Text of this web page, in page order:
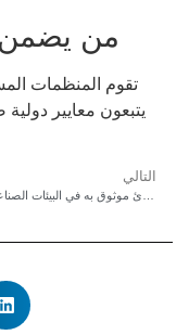
من يضمن
تقوم المنظمات
يتبعون معايير
التالي